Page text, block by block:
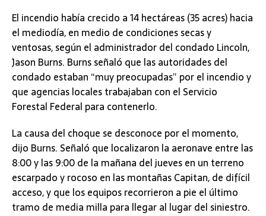
El incendio había crecido a 14 hectáreas (35 acres) hacia
el mediodía, en medio de condiciones secas y
ventosas, según el administrador del condado Lincoln,
Jason Burns. Burns señaló que las autoridades del
condado estaban “muy preocupadas” por el incendio y
que agencias locales trabajaban con el Servicio
Forestal Federal para contenerlo.
La causa del choque se desconoce por el momento,
dijo Burns. Señaló que localizaron la aeronave entre las
8:00 y las 9:00 de la mañana del jueves en un terreno
escarpado y rocoso en las montañas Capitan, de difícil
acceso, y que los equipos recorrieron a pie el último
tramo de media milla para llegar al lugar del siniestro.